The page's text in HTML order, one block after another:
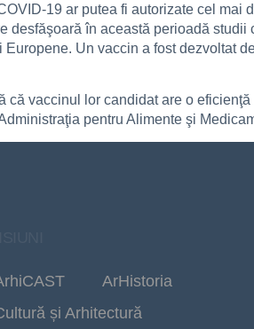
19 ar putea fi autorizate cel
desfăşoară în această perioadă
Un vaccin a fost dezvoltat
vaccinul lor candidat are o
pentru Alimente şi
ArHistoria
și Arhitectură